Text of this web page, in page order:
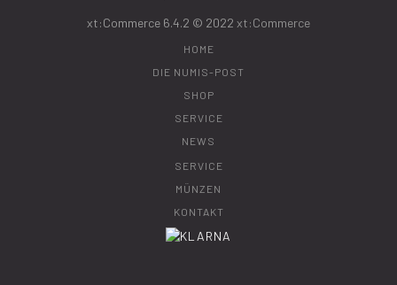
xt:Commerce 6.4.2 © 2022 xt:Commerce
HOME
DIE NUMIS-POST
SHOP
SERVICE
NEWS
SERVICE
MÜNZEN
KONTAKT